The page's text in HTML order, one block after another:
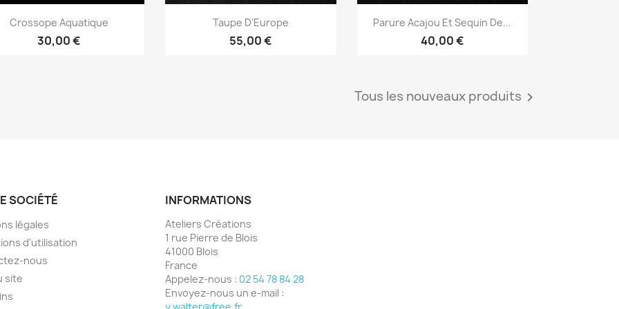
Aperçu rapide
Crossope Aquatique
30,00 €
Aperçu rapide
Taupe D'Europe
55,00 €
Aperçu rapide
Parure Acajou Et Sequin De...
40,00 €
Tous les nouveaux produits 
SOCIÉTÉ
légales
d'utilisation
nous
site
INFORMATIONS
Ateliers Créations
1 rue Pierre de Blois
41000 Blois
France
Appelez-nous : 02 54 78 84 28
Envoyez-nous un e-mail :